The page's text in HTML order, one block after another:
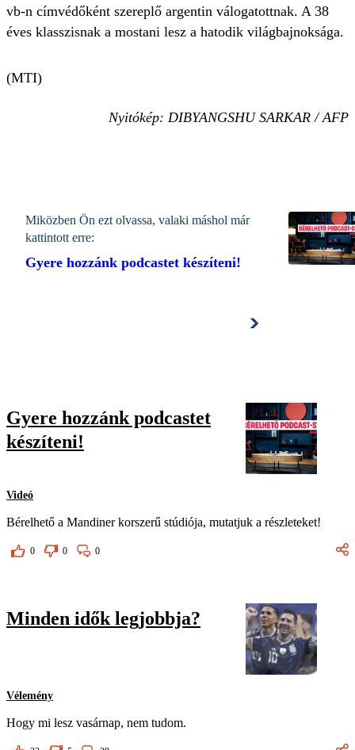
vb-n címvédőként szereplő argentin válogatottnak. A 38
éves klasszisnak a mostani lesz a hatodik világbajnoksága.
(MTI)
Nyitókép: DIBYANGSHU SARKAR / AFP
Miközben Ön ezt olvassa, valaki máshol már
kattintott erre:
Gyere hozzánk podcastet készíteni!
Gyere hozzánk podcastet
készíteni!
Videó
Bérelhető a Mandiner korszerű stúdiója, mutatjuk a részleteket!
0 0 0
Minden idők legjobbja?
Vélemény
Hogy mi lesz vasárnap, nem tudom.